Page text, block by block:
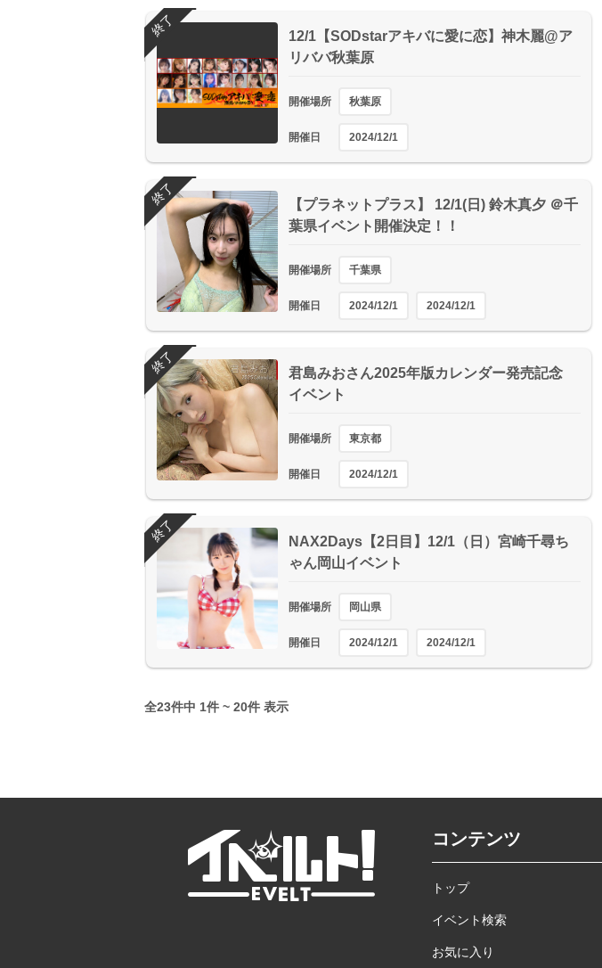
12/1【SODstarアキバに愛に恋】神木麗@ア
リババ秋葉原
開催場所 秋葉原
開催日 2024/12/1
終了
【プラネットプラス】 12/1(日) 鈴木真夕 ＠千
葉県イベント開催決定！！
開催場所 千葉県
開催日 2024/12/1 2024/12/1
終了
君島みおさん2025年版カレンダー発売記念
イベント
開催場所 東京都
開催日 2024/12/1
終了
NAX2Days【2日目】12/1（日）宮崎千尋ち
ゃん岡山イベント
開催場所 岡山県
開催日 2024/12/1 2024/12/1
終了
全23件中 1件 ~ 20件 表示
コンテンツ
トップ
イベント検索
お気に入り